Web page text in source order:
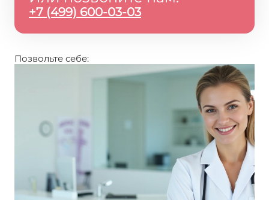
+7 (499) 600-03-03
Позвольте себе: